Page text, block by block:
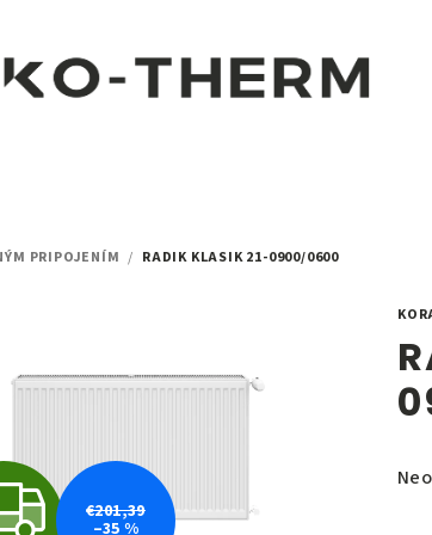
PRIPOJENÍM / RADIK KLASIK 21-0900/0600
Z€201,39
–35 %